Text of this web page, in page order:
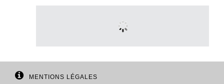
MENTIONS LÉGALES